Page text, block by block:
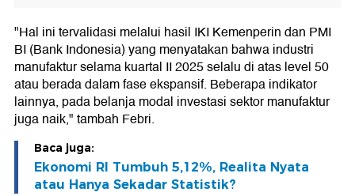
"Hal ini tervalidasi melalui hasil IKI Kemenperin dan PMI
BI (Bank Indonesia) yang menyatakan bahwa industri
manufaktur selama kuartal II 2025 selalu di atas level 50
atau berada dalam fase ekspansif. Beberapa indikator
lainnya, pada belanja modal investasi sektor manufaktur
juga naik," tambah Febri.
Baca juga:
Ekonomi RI Tumbuh 5,12%, Realita Nyata
atau Hanya Sekadar Statistik?